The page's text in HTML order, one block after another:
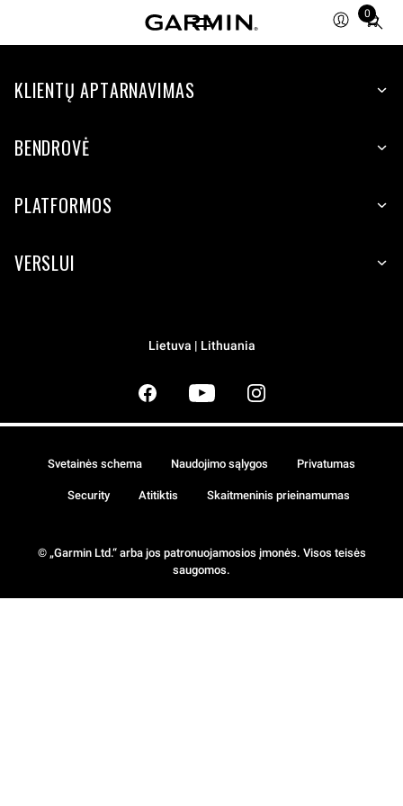
0
Total
items
cart:
KLIENTŲ APTARNAVIMAS
BENDROVĖ
PLATFORMOS
VERSLUI
Lietuva | Lithuania
© „Garmin Ltd.“ arba jos patronuojamosios įmonės. Visos teisės
saugomos.
Svetainės schema Naudojimo sąlygos Privatumas
Security Atitiktis Skaitmeninis prieinamumas